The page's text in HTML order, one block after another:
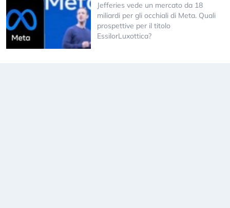
Jefferies vede un mercato da 18
miliardi per gli occhiali di Meta. Quali
prospettive per il titolo
EssilorLuxottica?